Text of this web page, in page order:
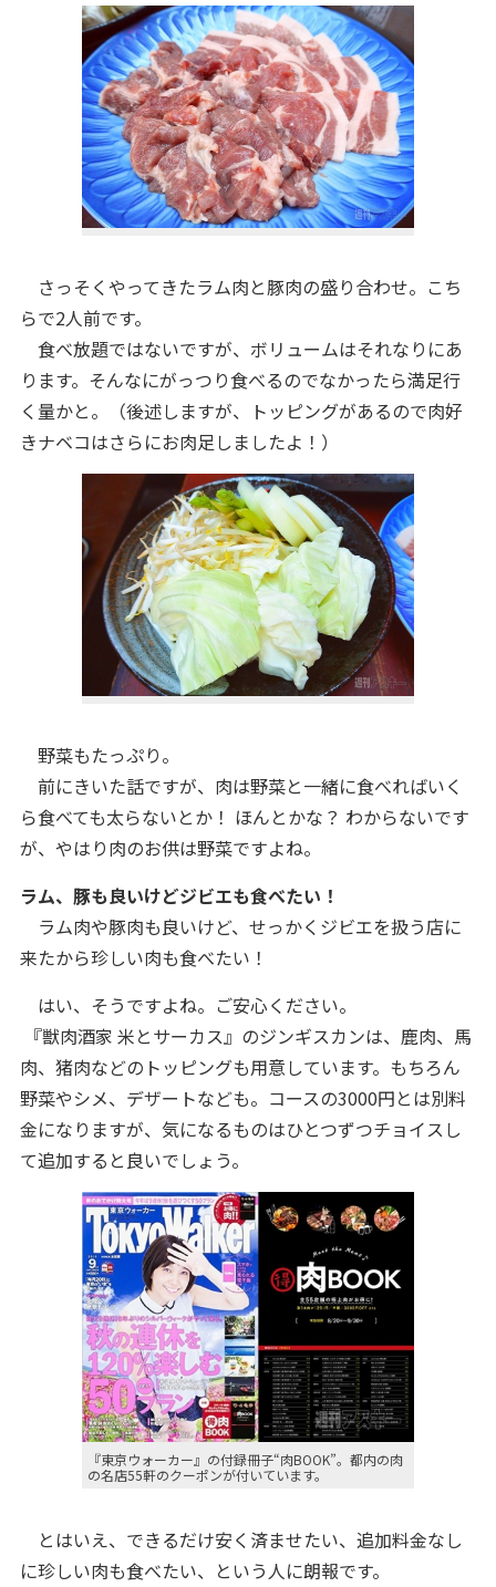
さっそくやってきたラム肉と豚肉の盛り合わせ。こち
らで2人前です。
食べ放題ではないですが、ボリュームはそれなりにあ
ります。そんなにがっつり食べるのでなかったら満足行
く量かと。（後述しますが、トッピングがあるので肉好
きナベコはさらにお肉足しましたよ！）
野菜もたっぷり。
前にきいた話ですが、肉は野菜と一緒に食べればいく
ら食べても太らないとか！ ほんとかな？ わからないです
が、やはり肉のお供は野菜ですよね。
ラム、豚も良いけどジビエも食べたい！
ラム肉や豚肉も良いけど、せっかくジビエを扱う店に
来たから珍しい肉も食べたい！
はい、そうですよね。ご安心ください。
『獣肉酒家 米とサーカス』のジンギスカンは、鹿肉、馬
肉、猪肉などのトッピングも用意しています。もちろん
野菜やシメ、デザートなども。コースの3000円とは別料
金になりますが、気になるものはひとつずつチョイスし
て追加すると良いでしょう。
『東京ウォーカー』の付録冊子“肉BOOK”。都内の肉
の名店55軒のクーポンが付いています。
とはいえ、できるだけ安く済ませたい、追加料金なし
に珍しい肉も食べたい、という人に朗報です。